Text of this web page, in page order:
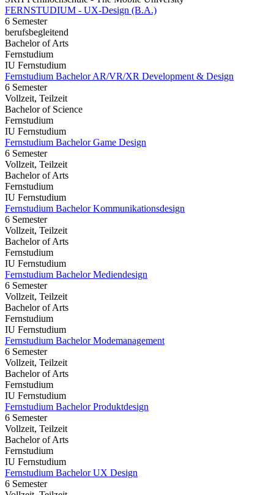
FERNSTUDIUM - UX-Design (B.A.)
6 Semester
berufsbegleitend
Bachelor of Arts
Fernstudium
IU Fernstudium
Fernstudium Bachelor AR/VR/XR Development & Design
6 Semester
Vollzeit, Teilzeit
Bachelor of Science
Fernstudium
IU Fernstudium
Fernstudium Bachelor Game Design
6 Semester
Vollzeit, Teilzeit
Bachelor of Arts
Fernstudium
IU Fernstudium
Fernstudium Bachelor Kommunikationsdesign
6 Semester
Vollzeit, Teilzeit
Bachelor of Arts
Fernstudium
IU Fernstudium
Fernstudium Bachelor Mediendesign
6 Semester
Vollzeit, Teilzeit
Bachelor of Arts
Fernstudium
IU Fernstudium
Fernstudium Bachelor Modemanagement
6 Semester
Vollzeit, Teilzeit
Bachelor of Arts
Fernstudium
IU Fernstudium
Fernstudium Bachelor Produktdesign
6 Semester
Vollzeit, Teilzeit
Bachelor of Arts
Fernstudium
IU Fernstudium
Fernstudium Bachelor UX Design
6 Semester